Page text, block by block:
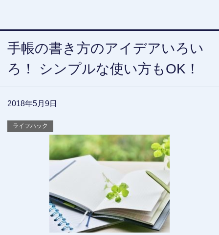
手帳の書き方のアイデアいろい
ろ！ シンプルな使い方もOK！
2018年5月9日
ライフハック